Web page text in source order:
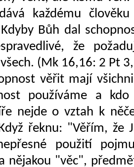
každému
Bůh dal
že
(Mk 16,16: 2 Pt
věřit mají
používáme a
nejde o vztah k
řeknu: "Věřím, že
použití
nějakou "věc",